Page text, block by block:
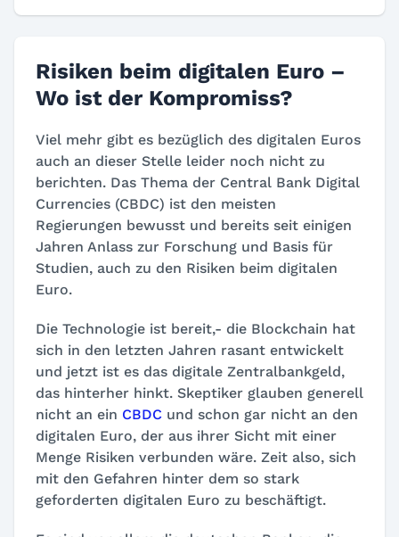
Risiken beim digitalen Euro –
Wo ist der Kompromiss?
Viel mehr gibt es bezüglich des digitalen Euros
auch an dieser Stelle leider noch nicht zu
berichten. Das Thema der Central Bank Digital
Currencies (CBDC) ist den meisten
Regierungen bewusst und bereits seit einigen
Jahren Anlass zur Forschung und Basis für
Studien, auch zu den Risiken beim digitalen
Euro.
Die Technologie ist bereit,- die Blockchain hat
sich in den letzten Jahren rasant entwickelt
und jetzt ist es das digitale Zentralbankgeld,
das hinterher hinkt. Skeptiker glauben generell
nicht an ein CBDC und schon gar nicht an den
digitalen Euro, der aus ihrer Sicht mit einer
Menge Risiken verbunden wäre. Zeit also, sich
mit den Gefahren hinter dem so stark
geforderten digitalen Euro zu beschäftigt.